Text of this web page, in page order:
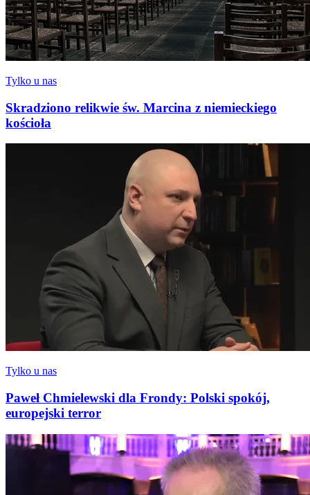
Tylko u nas
Skradziono relikwie św. Marcina z niemieckiego
kościoła
Tylko u nas
Paweł Chmielewski dla Frondy: Polski spokój,
europejski terror